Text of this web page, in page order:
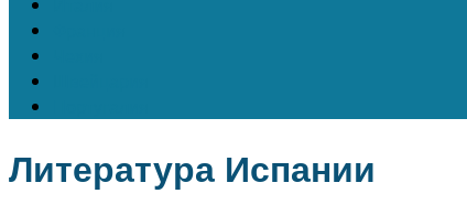
Литература Испании